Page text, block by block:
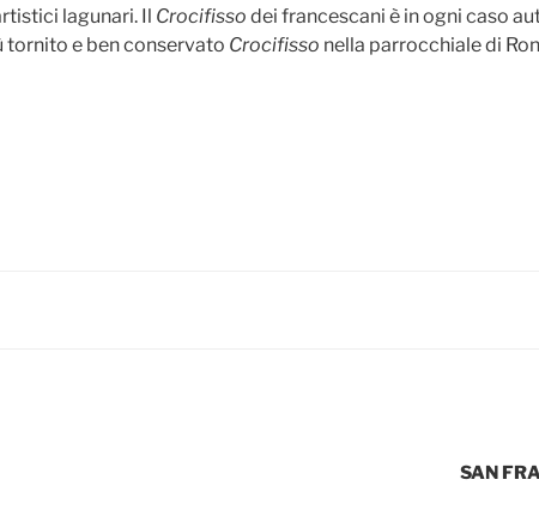
lagunari. Il Crocifisso dei francescani è in ogni caso
tornito e ben conservato Crocifisso nella parrocchiale di
SAN